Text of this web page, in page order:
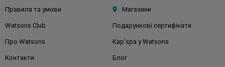
Правила та умови Магазини
Watsons Club Подарункові сертифікати
Про Watsons Кар'єра у Watsons
Контакти Блог